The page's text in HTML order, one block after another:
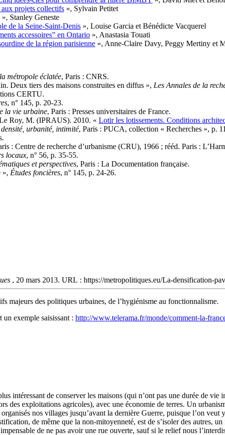
projets collectifs », Sylvain Petitet
», Stanley Geneste
de la Seine‑Saint‑Denis », Louise Garcia et Bénédicte Vacquerel
accessoires” en Ontario », Anastasia Touati
de la région parisienne », Anne‑Claire Davy, Peggy Mertiny et
métropole éclatée, Paris : CNRS.
Deux tiers des maisons construites en diffus », Les Annales de la
CERTU.
, n° 145, p. 20‑23.
la vie urbaine, Paris : Presses universitaires de France.
Roy, M. (IPRAUS). 2010. « Lotir les lotissements. Conditions
urbanité, intimité, Paris : PUCA, collection « Recherches », p.
: Centre de recherche d’urbanisme (CRU), 1966 ; rééd. Paris :
locaux, n° 56, p. 35‑55.
et perspectives, Paris : La Documentation française.
», Études foncières, n° 145, p. 24‑26.
, 20 mars 2013. URL : https://metropolitiques.eu/La-densification-
majeurs des politiques urbaines, de l’hygiénisme au fonctionnalisme.
exemple saisissant : http://www.telerama.fr/monde/comment-la-
intéressant de conserver les maisons (qui n’ont pas une durée de
des exploitations agricoles), avec une économie de terres. Un
nos villages jusqu’avant la dernière Guerre, puisque l’on
de même que la non-mitoyenneté, est de s’isoler des autres,
de ne pas avoir une rue ouverte, sauf si le relief nous